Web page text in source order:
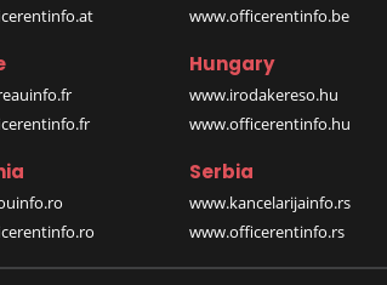
www.officerentinfo.be
Hungary
www.irodakereso.hu
www.officerentinfo.hu
Serbia
www.kancelarijainfo.rs
www.officerentinfo.rs